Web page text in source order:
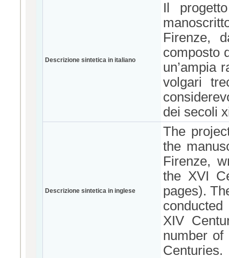
Descrizione sintetica in italiano
Il
Firenze,
composto
un’ampia
volgari
dei secoli
Descrizione sintetica in inglese
The
the
Firenze,
the XVI
pages).
XIV
number of
Centuries.